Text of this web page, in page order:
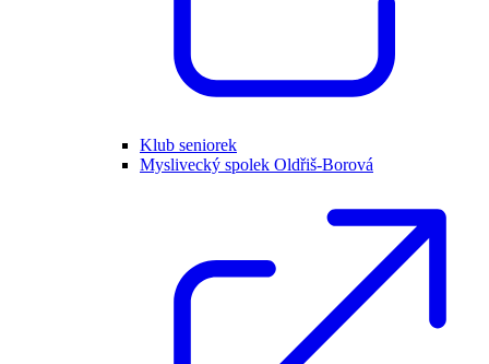
Klub seniorek
Myslivecký spolek Oldřiš-Borová